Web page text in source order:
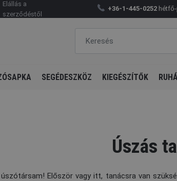
Elállás a
szerződéstől
+36-1-445-0252
SEGÉDESZKÖZ KIEGÉSZÍTŐK
Úszás
úszótársam! Először vagy itt, tanácsra van